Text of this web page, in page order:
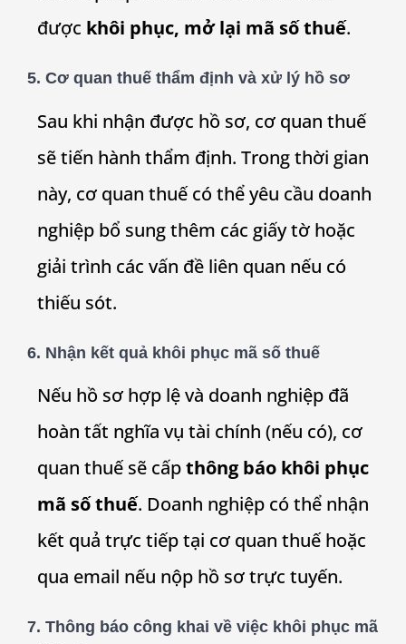
được khôi phục, mở lại mã số thuế.
5. Cơ quan thuế thẩm định và xử lý hồ sơ
Sau khi nhận được hồ sơ, cơ quan thuế
sẽ tiến hành thẩm định. Trong thời gian
này, cơ quan thuế có thể yêu cầu doanh
nghiệp bổ sung thêm các giấy tờ hoặc
giải trình các vấn đề liên quan nếu có
thiếu sót.
6. Nhận kết quả khôi phục mã số thuế
Nếu hồ sơ hợp lệ và doanh nghiệp đã
hoàn tất nghĩa vụ tài chính (nếu có), cơ
quan thuế sẽ cấpthông báo khôi phục
mã số thuế. Doanh nghiệp có thể nhận
kết quả trực tiếp tại cơ quan thuế hoặc
qua email nếu nộp hồ sơ trực tuyến.
7. Thông báo công khai về việc khôi phục mã